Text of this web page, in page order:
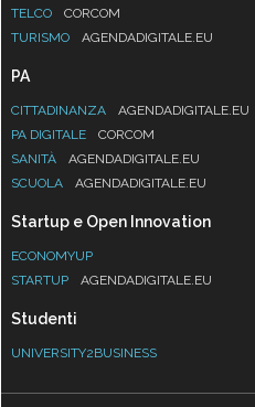
TELCO
CORCOM
TURISMO
AGENDADIGITALE.EU
PA
CITTADINANZA
AGENDADIGITALE.EU
PA DIGITALE
CORCOM
SANITÀ
AGENDADIGITALE.EU
SCUOLA
AGENDADIGITALE.EU
Startup e Open Innovation
ECONOMYUP
STARTUP
AGENDADIGITALE.EU
Studenti
UNIVERSITY2BUSINESS